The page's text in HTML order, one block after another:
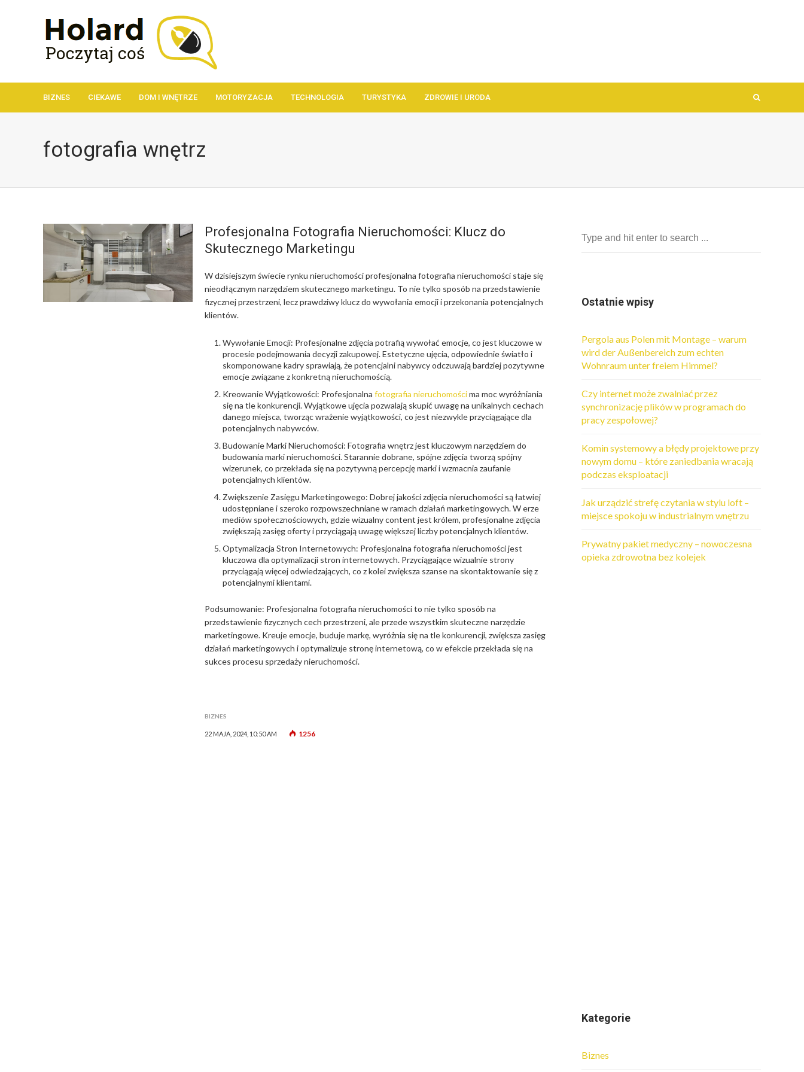
BIZNES CIEKAWE DOM I WNĘTRZE MOTORYZACJA TECHNOLOGIA TURYSTYKA ZDROWIE I URODA
fotografia wnętrz
Profesjonalna Fotografia Nieruchomości: Klucz do
Skutecznego Marketingu
W dzisiejszym świecie rynku nieruchomości profesjonalna fotografia nieruchomości staje się
nieodłącznym narzędziem skutecznego marketingu. To nie tylko sposób na przedstawienie
fizycznej przestrzeni, lecz prawdziwy klucz do wywołania emocji i przekonania potencjalnych
klientów.
Wywołanie Emocji: Profesjonalne zdjęcia potrafią wywołać emocje, co jest kluczowe w
procesie podejmowania decyzji zakupowej. Estetyczne ujęcia, odpowiednie światło i
skomponowane kadry sprawiają, że potencjalni nabywcy odczuwają bardziej pozytywne
emocje związane z konkretną nieruchomością.
Kreowanie Wyjątkowości: Profesjonalna fotografia nieruchomościma moc wyróżniania
się na tle konkurencji. Wyjątkowe ujęcia pozwalają skupić uwagę na unikalnych cechach
danego miejsca, tworząc wrażenie wyjątkowości, co jest niezwykle przyciągające dla
potencjalnych nabywców.
Budowanie Marki Nieruchomości: Fotografia wnętrz jest kluczowym narzędziem do
budowania marki nieruchomości. Starannie dobrane, spójne zdjęcia tworzą spójny
wizerunek, co przekłada się na pozytywną percepcję marki i wzmacnia zaufanie
potencjalnych klientów.
Zwiększenie Zasięgu Marketingowego: Dobrej jakości zdjęcia nieruchomości są łatwiej
udostępniane i szeroko rozpowszechniane w ramach działań marketingowych. W erze
mediów społecznościowych, gdzie wizualny content jest królem, profesjonalne zdjęcia
zwiększają zasięg oferty i przyciągają uwagę większej liczby potencjalnych klientów.
Optymalizacja Stron Internetowych: Profesjonalna fotografia nieruchomości jest
kluczowa dla optymalizacji stron internetowych. Przyciągające wizualnie strony
przyciągają więcej odwiedzających, co z kolei zwiększa szanse na skontaktowanie się z
potencjalnymi klientami.
Podsumowanie: Profesjonalna fotografia nieruchomości to nie tylko sposób na
przedstawienie fizycznych cech przestrzeni, ale przede wszystkim skuteczne narzędzie
marketingowe. Kreuje emocje, buduje markę, wyróżnia się na tle konkurencji, zwiększa zasięg
działań marketingowych i optymalizuje stronę internetową, co w efekcie przekłada się na
sukces procesu sprzedaży nieruchomości.
BIZNES
22 MAJA, 2024, 10:50 AM 1256
Ostatnie wpisy
Pergola aus Polen mit Montage – warum
wird der Außenbereich zum echten
Wohnraum unter freiem Himmel?
Czy internet może zwalniać przez
synchronizację plików w programach do
pracy zespołowej?
Komin systemowy a błędy projektowe przy
nowym domu – które zaniedbania wracają
podczas eksploatacji
Jak urządzić strefę czytania w stylu loft –
miejsce spokoju w industrialnym wnętrzu
Prywatny pakiet medyczny – nowoczesna
opieka zdrowotna bez kolejek
Kategorie
Biznes